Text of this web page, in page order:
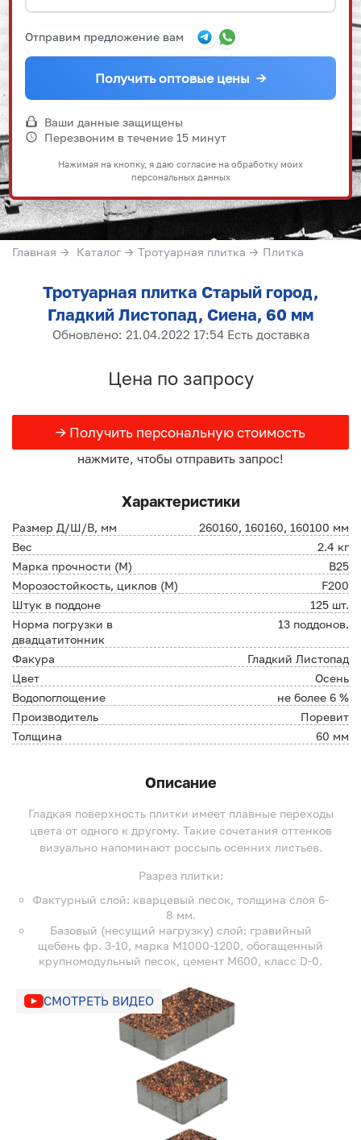
Отправим предложение вам
Получить оптовые цены →
Ваши данные защищены
Перезвоним в течение 15 минут
Нажимая на кнопку, я даю согласие на обработку моих
персональных данных
Главная → Каталог → Тротуарная плитка → Плитка
Тротуарная плитка Старый город,
Гладкий Листопад, Сиена, 60 мм
Обновлено: 21.04.2022 17:54 Есть доставка
Цена по запросу
→ Получить персональную стоимость
нажмите, чтобы отправить запрос!
Характеристики
Размер Д/Ш/В, мм
260160, 160160, 160100 мм
Вес
2.4 кг
Марка прочности (М)
В25
Морозостойкость, циклов (М)
F200
Штук в поддоне
125 шт.
Норма погрузки в
двадцатитонник
13 поддонов.
Факура
Гладкий Листопад
Цвет
Осень
Водопоглощение
не более 6 %
Производитель
Поревит
Толщина
60 мм
Описание
Гладкая поверхность плитки имеет плавные переходы
цвета от одного к другому. Такие сочетания оттенков
визуально напоминают россыпь осенних листьев.
Разрез плитки:
Фактурный слой: кварцевый песок, толщина слоя 6-
8 мм.
Базовый (несущий нагрузку) слой: гравийный
щебень фр. 3-10, марка М1000-1200, обогащенный
крупномодульный песок, цемент М600, класс D-0.
СМОТРЕТЬ ВИДЕО